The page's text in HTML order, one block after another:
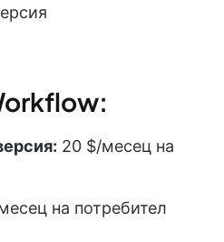
20 $/месец на
на потребител